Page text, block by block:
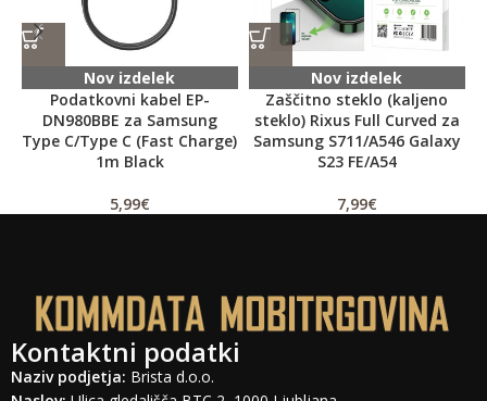
Nov izdelek
Podatkovni kabel EP-
DN980BBE za Samsung
Type C/Type C (Fast Charge)
1m Black
5,99€
Nov izdelek
Zaščitno steklo (kaljeno
steklo) Rixus Full Curved za
Samsung S711/A546 Galaxy
S23 FE/A54
7,99€
Kontaktni podatki
Naziv podjetja: Brista d.o.o.